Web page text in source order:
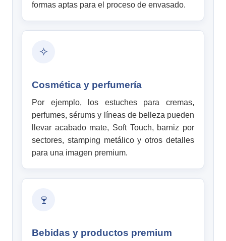
formas aptas para el proceso de envasado.
✧
Cosmética y perfumería
Por ejemplo, los estuches para cremas,
perfumes, sérums y líneas de belleza pueden
llevar acabado mate, Soft Touch, barniz por
sectores, stamping metálico y otros detalles
para una imagen premium.
🍷
Bebidas y productos premium